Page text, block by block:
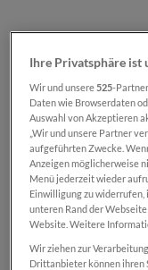
Regulärer Preis:
€ 100,00
Preise inkl. MwSt.
Sofort verfügbar,
Ihre Privatsphäre ist
Wir und unsere525-
Daten wie Browserdaten
Auswahl von Akzeptieren
„Wir und unsere Partner
aufgeführten Zwecke.
Anzeigen möglicherweise
Menü jederzeit wieder
Einwilligung zu widerrufen,
unteren Rand der
Website. Weitere
Wir ziehen zur
Drittanbieter können ihren